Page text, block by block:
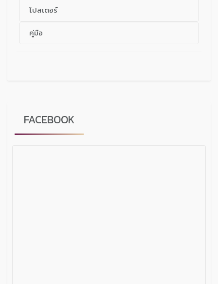
โปสเตอร์
คู่มือ
FACEBOOK